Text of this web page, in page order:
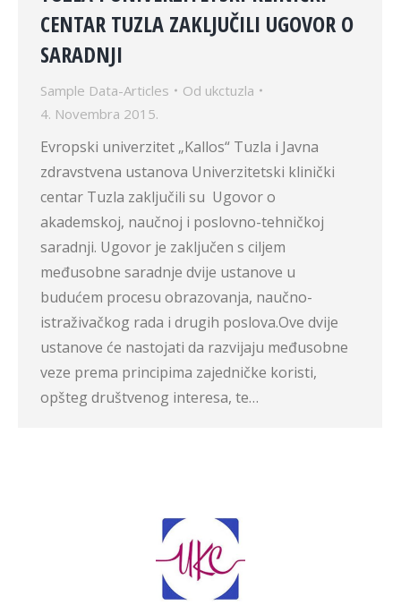
CENTAR TUZLA ZAKLJUČILI UGOVOR O
SARADNJI
Sample Data-Articles Od ukctuzla
4. Novembra 2015.
Evropski univerzitet „Kallos“ Tuzla i Javna
zdravstvena ustanova Univerzitetski klinički
centar Tuzla zaključili su Ugovor o
akademskoj, naučnoj i poslovno-tehničkoj
saradnji. Ugovor je zaključen s ciljem
međusobne saradnje dvije ustanove u
budućem procesu obrazovanja, naučno-
istraživačkog rada i drugih poslova.Ove dvije
ustanove će nastojati da razvijaju međusobne
veze prema principima zajedničke koristi,
opšteg društvenog interesa, te…